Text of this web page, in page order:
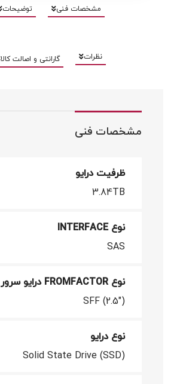
مشخصات فنی توضیحات
نظرات گارانتی و اصالت کالا
مشخصات فنی
ظرفیت درایو
3.84TB
نوع INTERFACE
SAS
نوع FROMFACTOR درایو سرور
SFF (2.5")
نوع درایو
Solid State Drive (SSD)